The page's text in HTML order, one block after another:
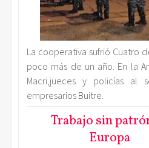
La cooperativa sufrió Cuatro
poco más de un año. En la
Macri,jueces y policías al
empresarios Buitre.
Trabajo sin
Europa